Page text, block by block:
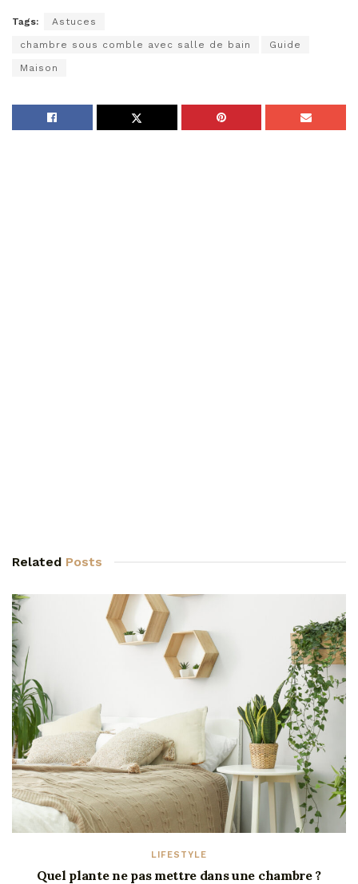
Tags: Astuces
chambre sous comble avec salle de bain Guide
Maison
Related Posts
LIFESTYLE
Quel plante ne pas mettre dans une chambre ?